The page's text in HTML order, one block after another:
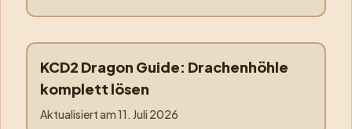
dragon
KCD2 Dragon Guide: Drachenhöhle
komplett lösen
Aktualisiert am11. Juli 2026